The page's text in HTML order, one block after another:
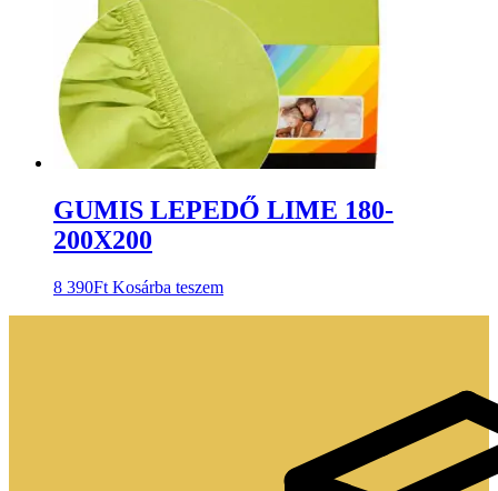
GUMIS LEPEDŐ LIME 180-
200X200
8 390Ft Kosárba teszem